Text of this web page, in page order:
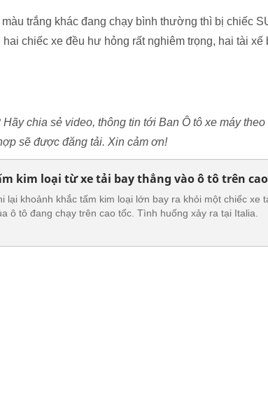
trắng khác đang chạy bình thường thì bị chiếc
chiếc xe đều hư hỏng rất nghiêm trọng, hai tài xế
chia sẻ video, thông tin tới Ban Ô tô xe máy theo
sẽ được đăng tải. Xin cảm ơn!
kim loại từ xe tải bay thẳng vào ô tô trên
lại khoảnh khắc tấm kim loại lớn bay ra khỏi một chiếc xe
ô tô đang chạy trên cao tốc. Tình huống xảy ra tại Italia.